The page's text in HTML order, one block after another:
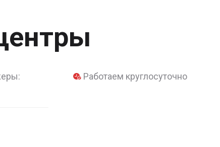
Работаем круглосуточно